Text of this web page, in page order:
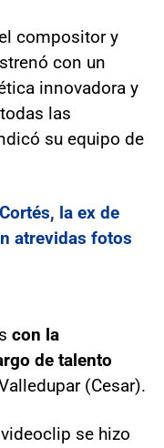
compositor y
con un
innovadora y
las
su equipo de
la ex de
atrevidas fotos
con la
de talento
(Cesar).
se hizo